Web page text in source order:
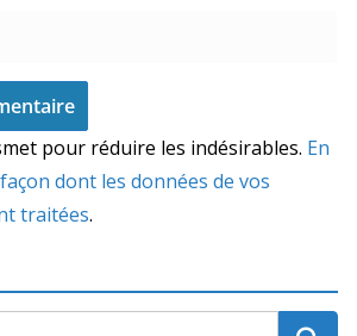
pour réduire les indésirables. En
dont les données de vos
traitées.